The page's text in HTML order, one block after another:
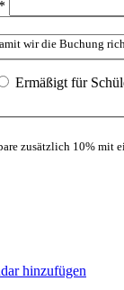
*
wir die Buchung
Ermäßigt für
zusätzlich 10% mit
hinzufügen